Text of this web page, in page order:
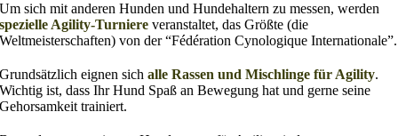
Um sich mit anderen Hunden und Hundehaltern zu messen, werden
spezielle Agility-Turniere veranstaltet, das Größte (die
Weltmeisterschaften) von der “Fédération Cynologique Internationale”.
Grundsätzlich eignen sichalle Rassen und Mischlinge für Agility.
Wichtig ist, dass Ihr Hund Spaß an Bewegung hat und gerne seine
Gehorsamkeit trainiert.